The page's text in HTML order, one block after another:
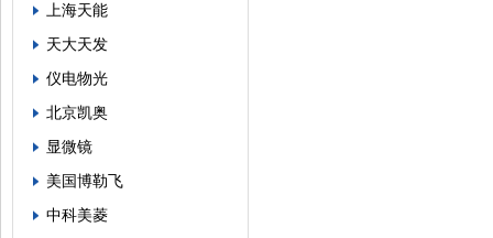
上海天能
天大天发
仪电物光
北京凯奥
显微镜
美国博勒飞
中科美菱